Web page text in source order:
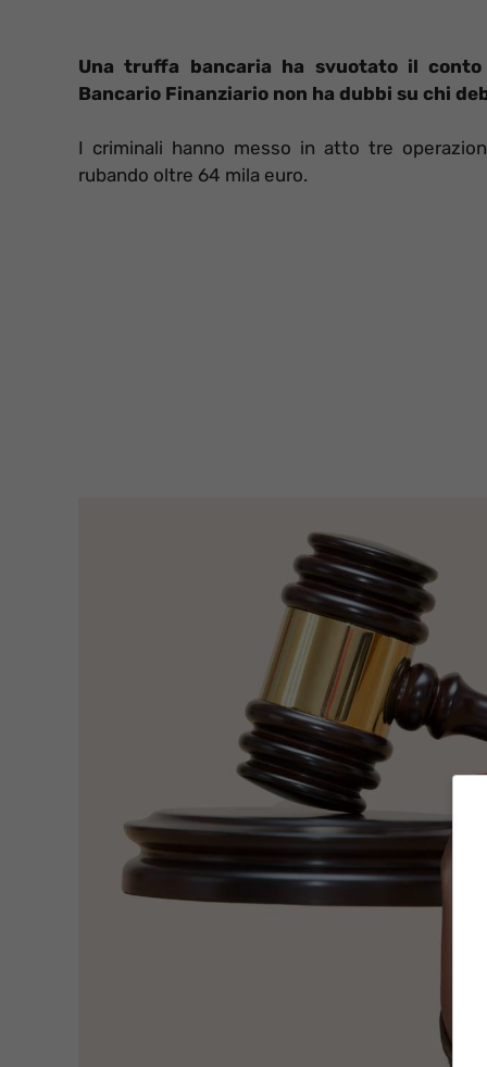
Una truffa bancaria ha svuotato il
Bancario Finanziario non ha dubbi su chi
I criminali hanno messo in atto tre
rubando oltre 64 mila euro.